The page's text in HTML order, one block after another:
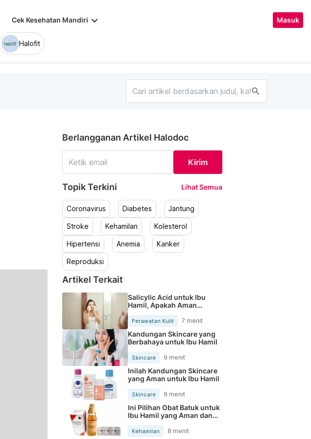
Cek Kesehatan Mandiri keyboard_arrow_down Masuk
Halofit
search
Berlangganan Artikel Halodoc
Kirim
Topik Terkini Lihat Semua
Coronavirus Diabetes Jantung
Stroke Kehamilan Kolesterol
Hipertensi Anemia Kanker
Reproduksi
Artikel Terkait
Salicylic Acid untuk Ibu
Hamil, Apakah Aman
Digunakan?
Perawatan Kulit 7 menit
Kandungan Skincare yang
Berbahaya untuk Ibu Hamil
Skincare 9 menit
Inilah Kandungan Skincare
yang Aman untuk Ibu Hamil
Skincare 9 menit
Ini Pilihan Obat Batuk untuk
Ibu Hamil yang Aman dan
Kehamilan 8 menit